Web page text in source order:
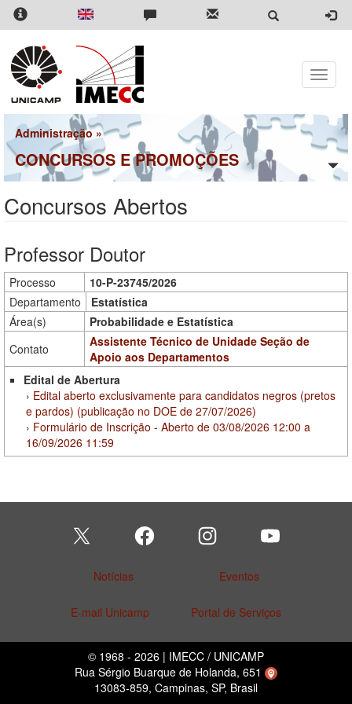
Pular
para
conteúdo
principal
Toggle
Administração»
CONCURSOS E PROMOÇÕES
Concursos Abertos
Professor Doutor
Processo
10-P-23745/2026
Departamento
Estatística
Área(s)
Probabilidade e Estatística
Contato
Assistente Técnico de Unidade Seção de
Apoio aos Departamentos
Edital de Abertura
Edital aberto exclusivamente para candidatos negros (pretos
e pardos) (publicação no DOE de 27/07/2026)
Formulário de Inscrição - Aberto de 03/08/2026 12:00 a
16/09/2026 11:59
Notícias Eventos
E-mail Unicamp Portal de Serviços
© 1968 - 2026 | IMECC / UNICAMP
Rua Sérgio Buarque de Holanda, 651
13083-859, Campinas, SP, Brasil